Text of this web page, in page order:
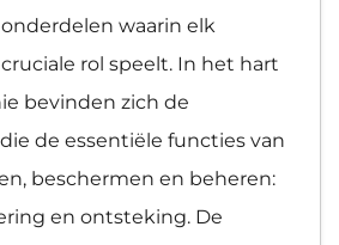
waarin elk
rol speelt. In het hart
bevinden zich de
de essentiële functies van
beschermen en beheren:
en ontsteking. De